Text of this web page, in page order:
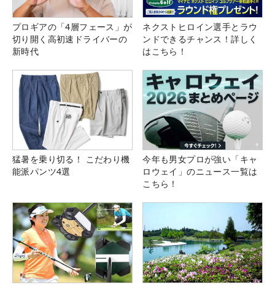
プロギアの「4層フェース」が
切り開く高初速ドライバーの
新時代
ネクストヒロイン選手とラウ
ンドできるチャンス！詳しく
はこちら！
猛暑を乗り切る！ こだわり機
能派パンツ4選
今年も男女プロが強い「キャ
ロウェイ」のニュース一覧は
こちら！